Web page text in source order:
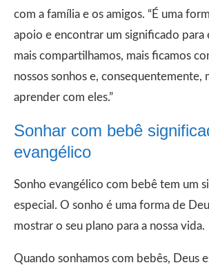
com a família e os amigos. “É uma
apoio e encontrar um significado para
mais compartilhamos, mais ficamos
nossos sonhos e, consequentemente,
aprender com eles.”
Sonhar com bebê
evangélico
Sonho evangélico com bebê tem um
especial. O sonho é uma forma de
mostrar o seu plano para a nossa vida.
Quando sonhamos com bebês, Deus